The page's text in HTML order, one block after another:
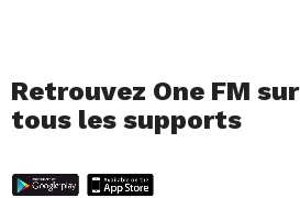
Retrouvez One FM sur
tous les supports